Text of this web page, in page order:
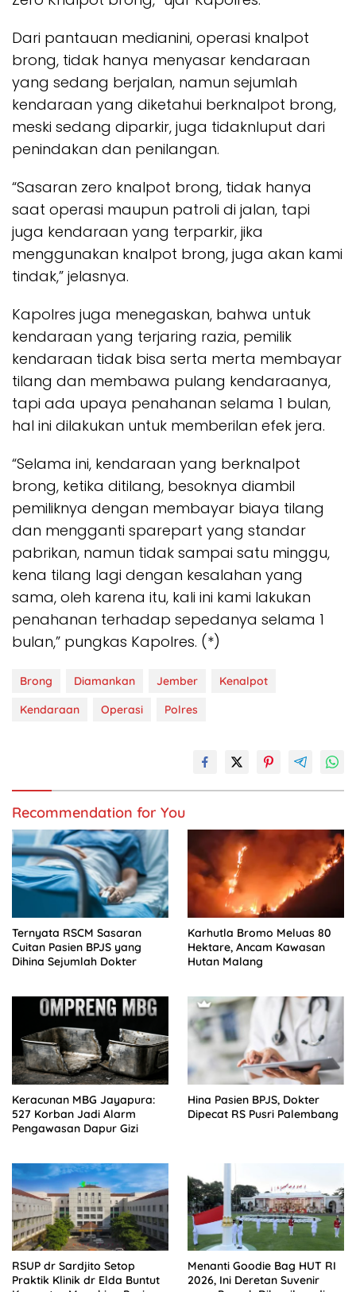
Dari pantauan medianini, operasi knalpot
brong, tidak hanya menyasar kendaraan
yang sedang berjalan, namun sejumlah
kendaraan yang diketahui berknalpot brong,
meski sedang diparkir, juga tidaknluput dari
penindakan dan penilangan.
“Sasaran zero knalpot brong, tidak hanya
saat operasi maupun patroli di jalan, tapi
juga kendaraan yang terparkir, jika
menggunakan knalpot brong, juga akan kami
tindak,” jelasnya.
Kapolres juga menegaskan, bahwa untuk
kendaraan yang terjaring razia, pemilik
kendaraan tidak bisa serta merta membayar
tilang dan membawa pulang kendaraanya,
tapi ada upaya penahanan selama 1 bulan,
hal ini dilakukan untuk memberilan efek jera.
“Selama ini, kendaraan yang berknalpot
brong, ketika ditilang, besoknya diambil
pemiliknya dengan membayar biaya tilang
dan mengganti sparepart yang standar
pabrikan, namun tidak sampai satu minggu,
kena tilang lagi dengan kesalahan yang
sama, oleh karena itu, kali ini kami lakukan
penahanan terhadap sepedanya selama 1
bulan,” pungkas Kapolres. (*)
Brong Diamankan Jember
Kenalpot
Kendaraan
Operasi Polres
Recommendation for You
Ternyata RSCM Sasaran
Cuitan Pasien BPJS yang
Dihina Sejumlah Dokter
Karhutla Bromo Meluas 80
Hektare, Ancam Kawasan
Hutan Malang
Keracunan MBG Jayapura:
527 Korban Jadi Alarm
Pengawasan Dapur Gizi
Hina Pasien BPJS, Dokter
Dipecat RS Pusri Palembang
RSUP dr Sardjito Setop
Praktik Klinik dr Elda Buntut
Menanti Goodie Bag HUT RI
2026, Ini Deretan Suvenir